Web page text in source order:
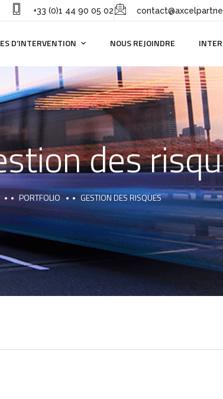
+33 (0)1 44 90 05 02
D’INTERVENTION NOUS REJOINDRE
des
PORTFOLIO GESTION DES RISQUES